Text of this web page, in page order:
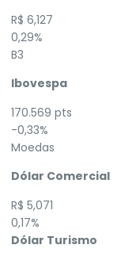
R$ 6,127
0,29%
B3
Ibovespa
170.569 pts
-0,33%
Moedas
Dólar Comercial
R$ 5,071
0,17%
Dólar Turismo